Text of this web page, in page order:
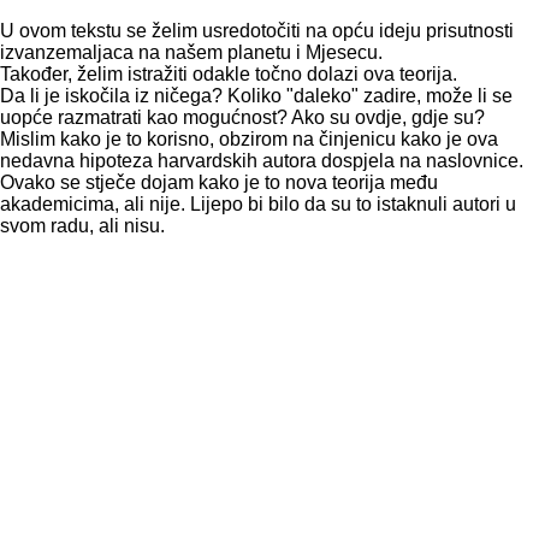
U ovom tekstu se želim usredotočiti na opću ideju prisutnosti
izvanzemaljaca na našem planetu i Mjesecu.
Također, želim istražiti odakle točno dolazi ova teorija.
Da li je iskočila iz ničega? Koliko "daleko" zadire, može li se
uopće razmatrati kao mogućnost? Ako su ovdje, gdje su?
Mislim kako je to korisno, obzirom na činjenicu kako je ova
nedavna hipoteza harvardskih autora dospjela na naslovnice.
Ovako se stječe dojam kako je to nova teorija među
akademicima, ali nije. Lijepo bi bilo da su to istaknuli autori u
svom radu, ali nisu.